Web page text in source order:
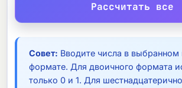
Рассчитать все
Совет: Вводите числа в выбранном
формате. Для двоичного формата
только 0 и 1. Для